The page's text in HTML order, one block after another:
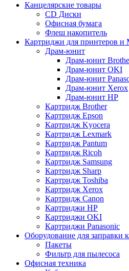
Канцелярские товары
CD Диски
Офисная бумага
Флеш накопитель
Картриджи для принтеров
Драм-юнит
Драм-юнит
Драм-юнит OKI
Драм-юнит
Драм-юнит Xerox
Драм-юнит НР
Картридж Brother
Картридж Epson
Картридж Kyocera
Картридж Lexmark
Картридж Pantum
Картридж Ricoh
Картридж Samsung
Картридж Sharp
Картридж Toshiba
Картридж Xerox
Картридж Сanon
Картриджи HP
Картриджи OKI
Картриджи Panasonic
Оборудование для заправки
Пакеты
Фильтр для пылесоса
Офисная техника